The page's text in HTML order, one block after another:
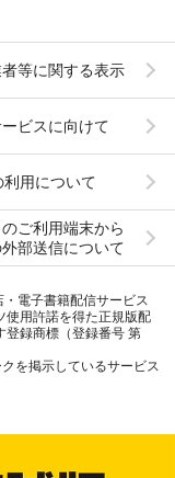
等に関する表示
ビスに向けて
用について
ご利用端末から
部送信について
電子書籍配信サービス
使用許諾を得た正規版配
登録商標（登録番号 第
を掲示しているサービス